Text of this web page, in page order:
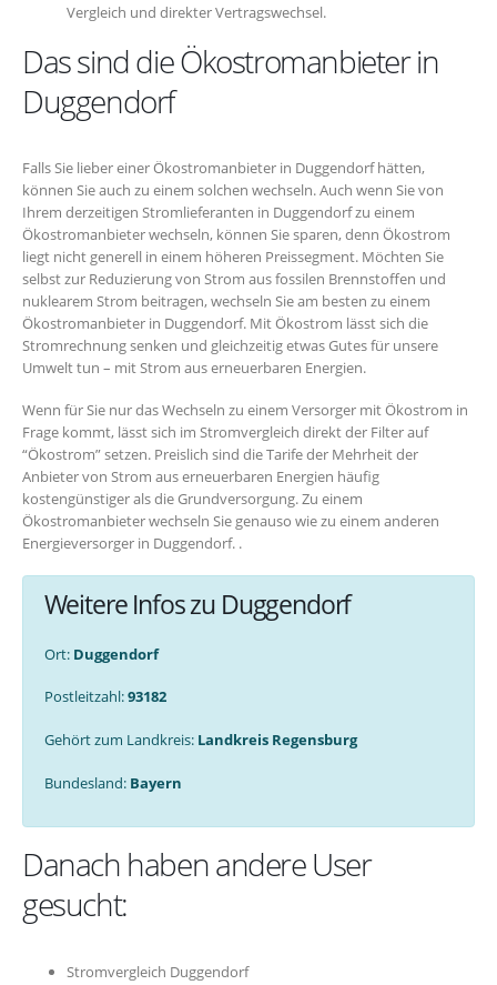
Vergleich und direkter Vertragswechsel.
Das sind die Ökostromanbieter in
Duggendorf
Falls Sie lieber einer Ökostromanbieter in Duggendorf hätten,
können Sie auch zu einem solchen wechseln. Auch wenn Sie von
Ihrem derzeitigen Stromlieferanten in Duggendorf zu einem
Ökostromanbieter wechseln, können Sie sparen, denn Ökostrom
liegt nicht generell in einem höheren Preissegment. Möchten Sie
selbst zur Reduzierung von Strom aus fossilen Brennstoffen und
nuklearem Strom beitragen, wechseln Sie am besten zu einem
Ökostromanbieter in Duggendorf. Mit Ökostrom lässt sich die
Stromrechnung senken und gleichzeitig etwas Gutes für unsere
Umwelt tun – mit Strom aus erneuerbaren Energien.
Wenn für Sie nur das Wechseln zu einem Versorger mit Ökostrom in
Frage kommt, lässt sich im Stromvergleich direkt der Filter auf
“Ökostrom” setzen. Preislich sind die Tarife der Mehrheit der
Anbieter von Strom aus erneuerbaren Energien häufig
kostengünstiger als die Grundversorgung. Zu einem
Ökostromanbieter wechseln Sie genauso wie zu einem anderen
Energieversorger in Duggendorf. .
Weitere Infos zu Duggendorf
Ort: Duggendorf
Postleitzahl:93182
Gehört zum Landkreis: Landkreis Regensburg
Bundesland: Bayern
Danach haben andere User
gesucht:
Stromvergleich Duggendorf